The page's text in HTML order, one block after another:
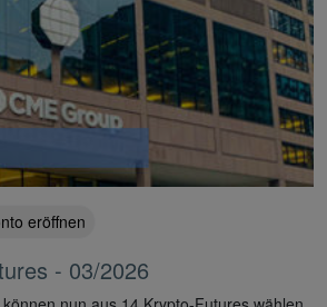
eröffnen
- 03/2026